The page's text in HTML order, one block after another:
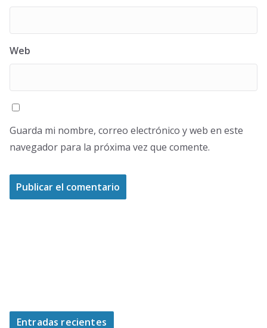
Web
Guarda mi nombre, correo electrónico y web en este
navegador para la próxima vez que comente.
Entradas recientes